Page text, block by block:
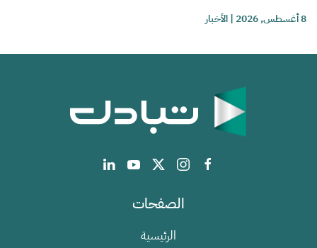
8 أغسطس, 2026 |الأخبار
الصفحات
الرئيسية